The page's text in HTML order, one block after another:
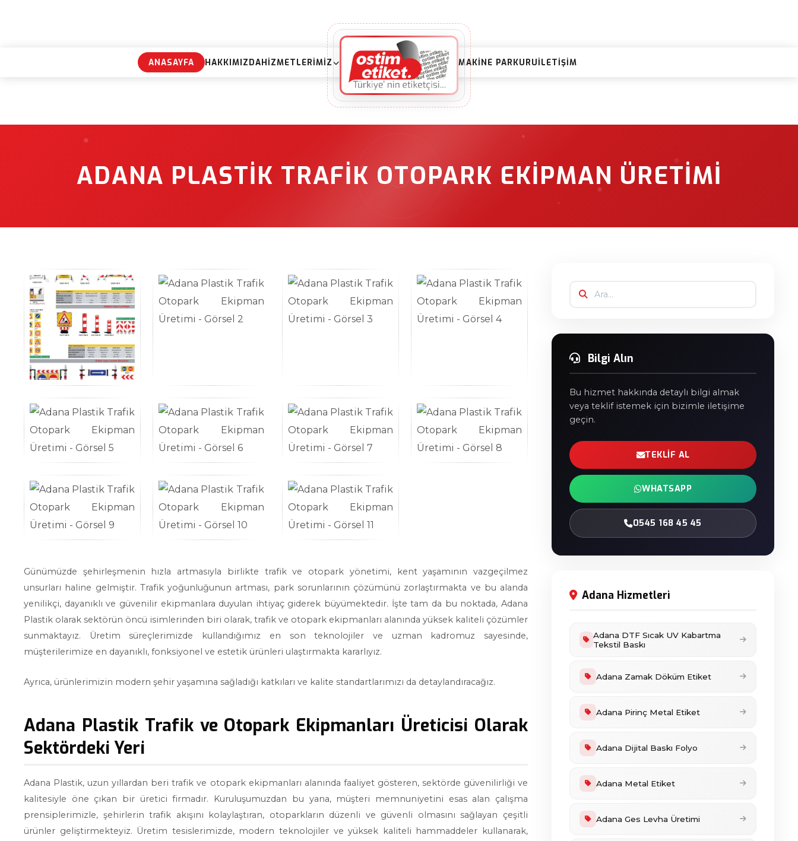
ANASAYFA HAKKIMIZDAHIZMETLERIMIZ MAKINE PARKURUİLETIŞIM
ADANA PLASTIK TRAFIK OTOPARK EKIPMAN ÜRETIMI
Günümüzde şehirleşmenin hızla artmasıyla birlikte trafik ve otopark yönetimi, kent yaşamının vazgeçilmez
unsurları haline gelmiştir. Trafik yoğunluğunun artması, park sorunlarının çözümünü zorlaştırmakta ve bu alanda
yenilikçi, dayanıklı ve güvenilir ekipmanlara duyulan ihtiyaç giderek büyümektedir. İşte tam da bu noktada, Adana
Plastik olarak sektörün öncü isimlerinden biri olarak, trafik ve otopark ekipmanları alanında yüksek kaliteli çözümler
sunmaktayız. Üretim süreçlerimizde kullandığımız en son teknolojiler ve uzman kadromuz sayesinde,
müşterilerimize en dayanıklı, fonksiyonel ve estetik ürünleri ulaştırmakta kararlıyız.
Ayrıca, ürünlerimizin modern şehir yaşamına sağladığı katkıları ve kalite standartlarımızı da detaylandıracağız.
Adana Plastik Trafik ve Otopark Ekipmanları Üreticisi Olarak
Sektördeki Yeri
Adana Plastik, uzun yıllardan beri trafik ve otopark ekipmanları alanında faaliyet gösteren, sektörde güvenilirliği ve
kalitesiyle öne çıkan bir üretici firmadır. Kuruluşumuzdan bu yana, müşteri memnuniyetini esas alan çalışma
prensiplerimizle, şehirlerin trafik akışını kolaylaştıran, otoparkların düzenli ve güvenli olmasını sağlayan çeşitli
ürünler geliştirmekteyiz. Üretim tesislerimizde, modern teknolojiler ve yüksek kaliteli hammaddeler kullanarak,
Bilgi Alın
Bu hizmet hakkında detaylı bilgi almak
veya teklif istemek için bizimle iletişime
geçin.
TEKLIF AL
WHATSAPP
0545 168 45 45
Adana Hizmetleri
Adana DTF Sıcak UV Kabartma
Tekstil Baskı
Adana Zamak Döküm Etiket
Adana Pirinç Metal Etiket
Adana Dijital Baskı Folyo
Adana Metal Etiket
Adana Ges Levha Üretimi